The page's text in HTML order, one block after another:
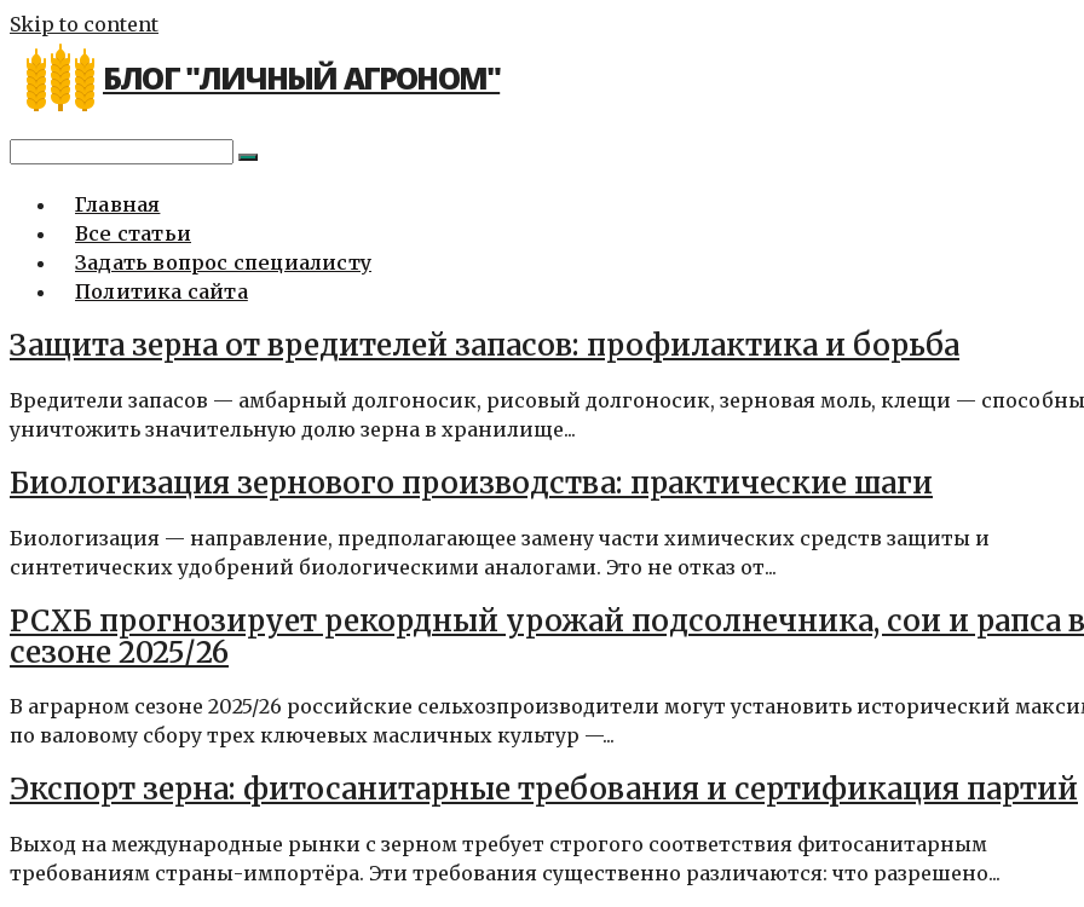
Skip to content
БЛОГ "ЛИЧНЫЙ АГРОНОМ"
Главная
Все статьи
Задать вопрос специалисту
Политика сайта
Защита зерна от вредителей запасов: профилактика и борьба
Вредители запасов — амбарный долгоносик, рисовый долгоносик, зерновая моль, клещи — способны
уничтожить значительную долю зерна в хранилище...
Биологизация зернового производства: практические шаги
Биологизация — направление, предполагающее замену части химических средств защиты и
синтетических удобрений биологическими аналогами. Это не отказ от...
РСХБ прогнозирует рекордный урожай подсолнечника, сои и рапса в
сезоне 2025/26
В аграрном сезоне 2025/26 российские сельхозпроизводители могут установить исторический
по валовому сбору трех ключевых масличных культур —...
Экспорт зерна: фитосанитарные требования и сертификация партий
Выход на международные рынки с зерном требует строгого соответствия фитосанитарным
требованиям страны-импортёра. Эти требования существенно различаются: что разрешено...